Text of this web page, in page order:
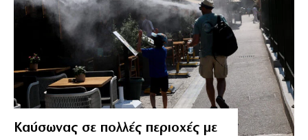
Καύσωνας σε πολλές περιοχές με